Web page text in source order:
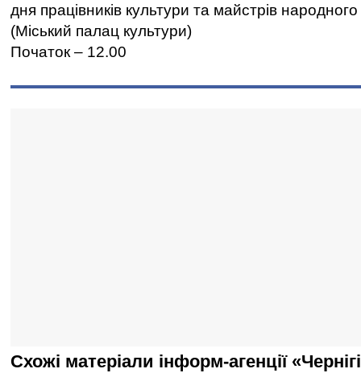
дня працівників культури та майстрів
(Міський палац культури)
Початок – 12.00
Схожі матеріали інформ-агенції